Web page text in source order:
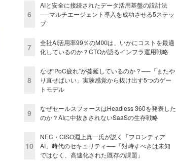
6
AIと安全に接続されたデータ活用基盤の設計法
──マルチエージェント導入を成功させる5ステッ
プ
7
全社AI活用率99％のMIXIは、いかにコストを最適
化しているのか？CTOが語るインフラ運用戦略
8
なぜ“PoC疲れ”が蔓延しているのか？──「またや
り直せばいい」実験感覚から抜け出す5つのゲー
トモデル
9
なぜセールスフォースはHeadless 360を発表した
のか？AIに中抜きされないSaaSの生存戦略
10
NEC・CISO淵上真一氏が説く「フロンティア
AI」時代のセキュリティ──「対峙すべきは未知
ではなく、高速化された既存の課題」